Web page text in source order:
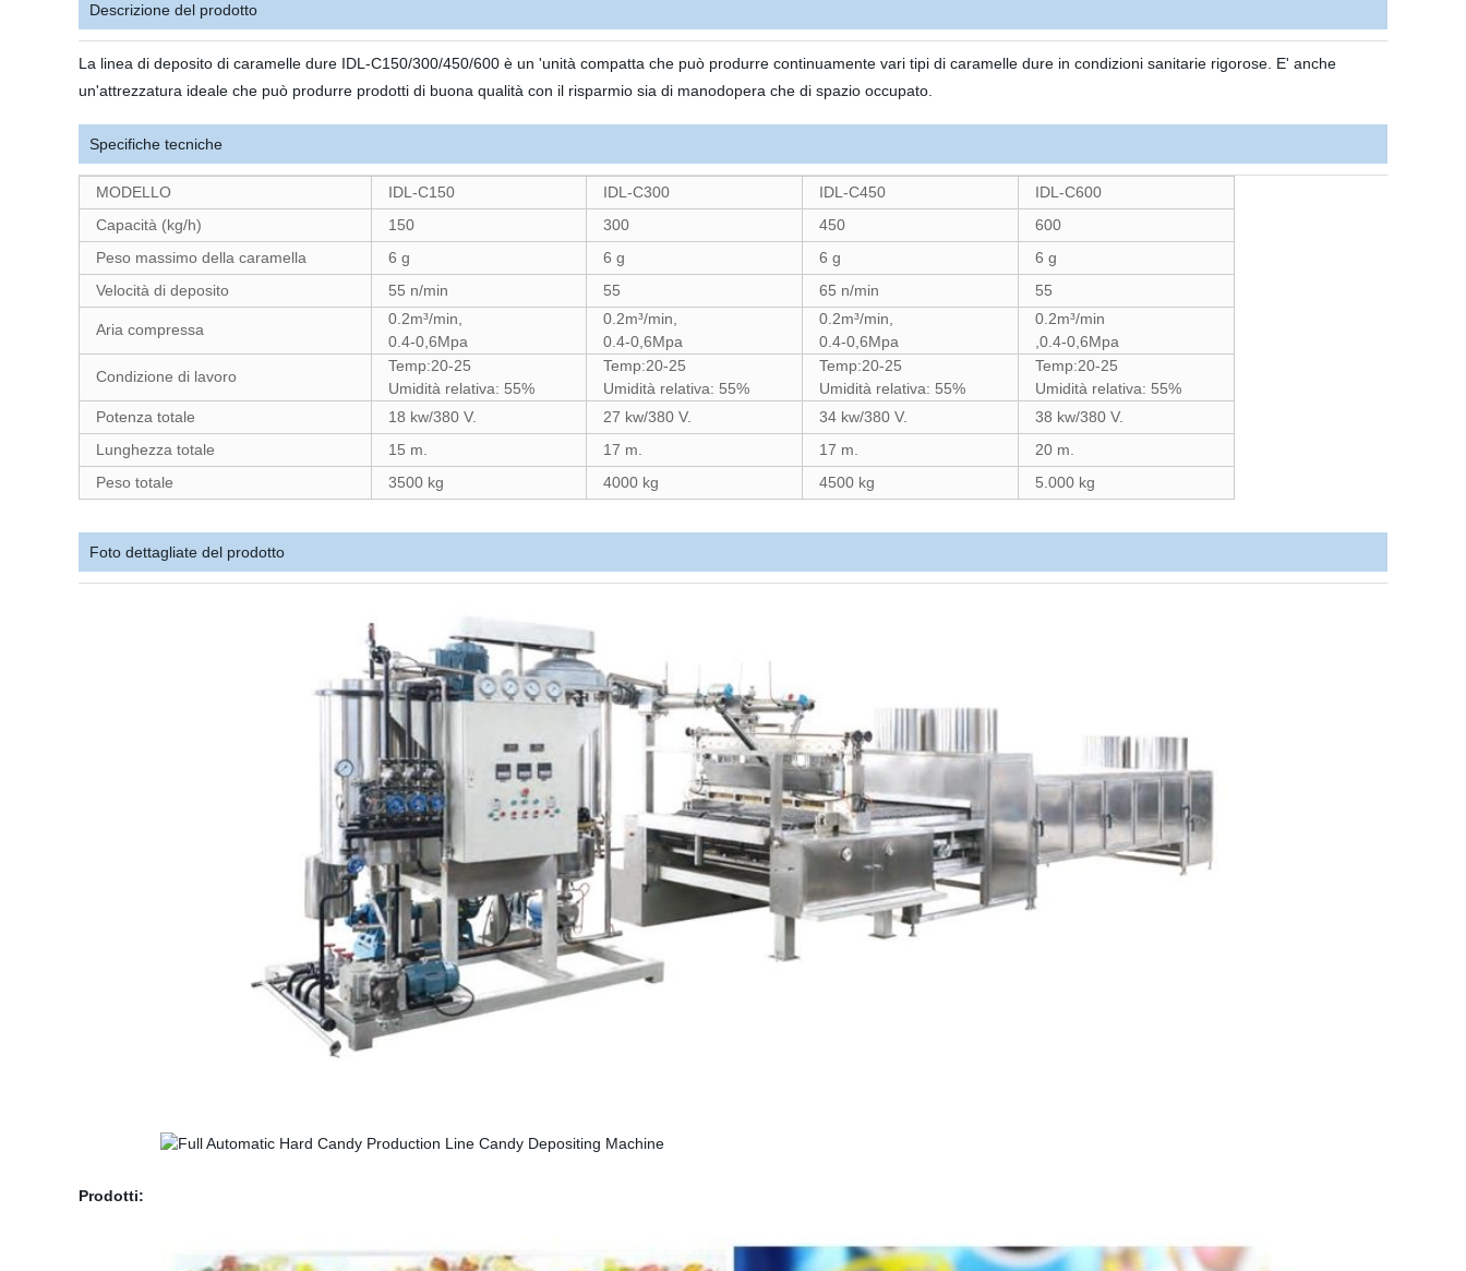
Descrizione del prodotto
La linea di deposito di caramelle dure IDL-C150/300/450/600 è un 'unità compatta che può produrre continuamente vari tipi di caramelle dure in condizioni sanitarie rigorose. E' anche
un'attrezzatura ideale che può produrre prodotti di buona qualità con il risparmio sia di manodopera che di spazio occupato.
Specifiche tecniche
MODELLO IDL-C150 IDL-C300 IDL-C450
IDL-C600
Capacità (kg/h)
150 300 450
600
Peso massimo della caramella
6 g 6 g 6 g
6 g
Velocità di deposito
55 n/min 55 65 n/min 55
Aria compressa
0.2m³/min,
0.4-0,6Mpa
0.2m³/min,
0.4-0,6Mpa
0.2m³/min,
0.4-0,6Mpa
0.2m³/min
,0.4-0,6Mpa
Condizione di lavoro
Temp:20-25
Umidità relativa: 55%
Temp:20-25
Umidità relativa: 55%
Temp:20-25
Umidità relativa: 55%
Temp:20-25
Umidità relativa: 55%
Potenza totale
18 kw/380 V. 27 kw/380 V. 34 kw/380 V.
38 kw/380 V.
Lunghezza totale
15 m. 17 m. 17 m.
20 m.
Peso totale
3500 kg 4000 kg 4500 kg 5.000 kg
Foto dettagliate del prodotto
Prodotti: